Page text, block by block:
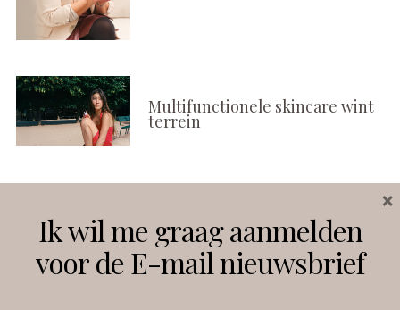
Multifunctionele skincare wint
terrein
Instagram Facebook
Ik wil me graag aanmelden
voor de E-mail nieuwsbrief
×